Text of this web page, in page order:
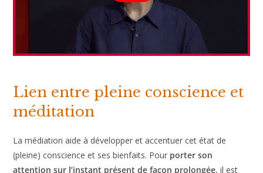
Lien entre pleine conscience et
méditation
(pleine) conscience et ses bienfaits. Pourporter son
attention sur l’instant présent de façon prolongée